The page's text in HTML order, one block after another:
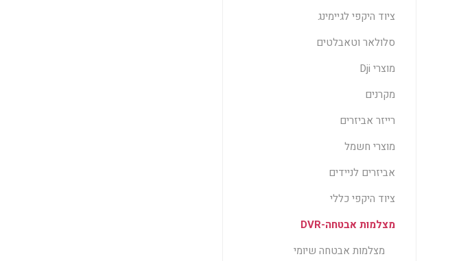
ציוד היקפי לגיימינג
סלולאר וטאבלטים
מוצרי Dji
מקרנים
רייזר אביזרים
מוצרי חשמל
אביזרים לניידים
ציוד היקפי כללי
מצלמות אבטחה-DVR
מצלמות אבטחה שיומי